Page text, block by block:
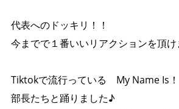
代表へのドッキリ！！
今までで１番いいリアクションを頂
Tiktokで流行っている My Name Is
部長たちと踊りました♪